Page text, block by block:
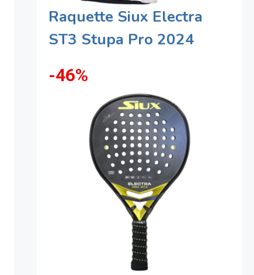
Raquette Siux Electra
ST3 Stupa Pro 2024
-46%